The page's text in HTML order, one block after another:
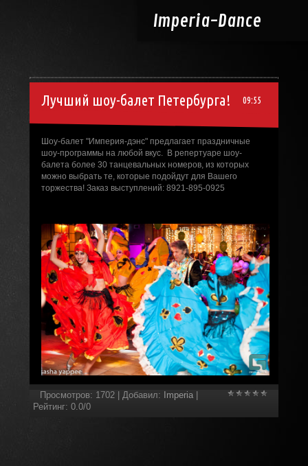
Imperia-Dance
09:55
Лучший шоу-балет Петербурга!
Шоу-балет "Империя-дэнс" предлагает праздничные
шоу-программы на любой вкус. В репертуаре шоу-
балета более 30 танцевальных номеров, из которых
можно выбрать те, которые подойдут для Вашего
торжества! Заказ выступлений: 8921-895-0925
Просмотров: 1702| Добавил: Imperia
Рейтинг: 0.0/0